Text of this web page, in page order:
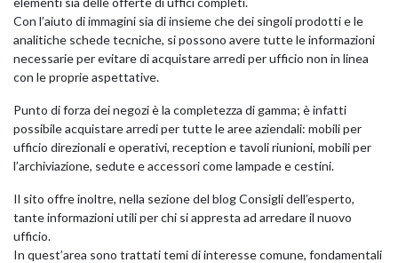
GIANO WOOD –
Con l’aiuto di immagini sia di insieme che dei singoli prodotti e le
analitiche schede tecniche, si possono avere tutte le informazioni
necessarie per evitare di acquistare arredi per ufficio non in linea
con le proprie aspettative.
Punto di forza dei negozi è la completezza di gamma; è infatti
possibile acquistare arredi per tutte le aree aziendali: mobili per
ufficio direzionali e operativi, reception e tavoli riunioni, mobili per
l’archiviazione, sedute e accessori come lampade e cestini.
Il sito offre inoltre, nella sezione del blog Consigli dell’esperto,
tante informazioni utili per chi si appresta ad arredare il nuovo
ufficio.
In quest’area sono trattati temi di interesse comune, fondamentali